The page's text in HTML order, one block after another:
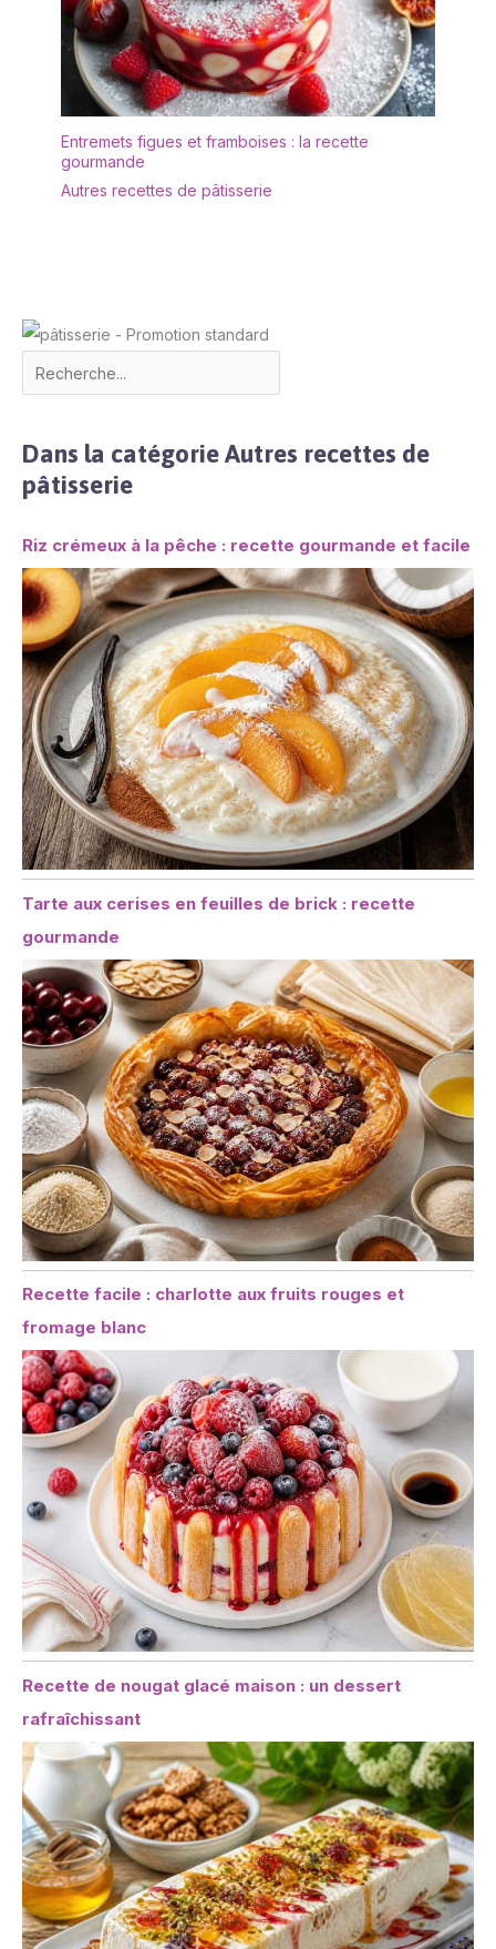
Entremets figues et framboises : la recette
gourmande
Autres recettes de pâtisserie
Dans la catégorie Autres recettes de
pâtisserie
Riz crémeux à la pêche : recette gourmande et facile
Tarte aux cerises en feuilles de brick : recette
gourmande
Recette facile : charlotte aux fruits rouges et
fromage blanc
Recette de nougat glacé maison : un dessert
rafraîchissant